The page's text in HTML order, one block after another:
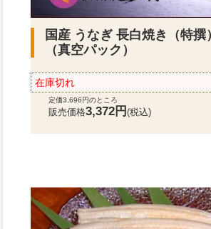
国産 うなぎ 長白焼き（特撰
（真空パック）
在庫切れ
定価3,696円のところ
販売価格3,372円(税込)